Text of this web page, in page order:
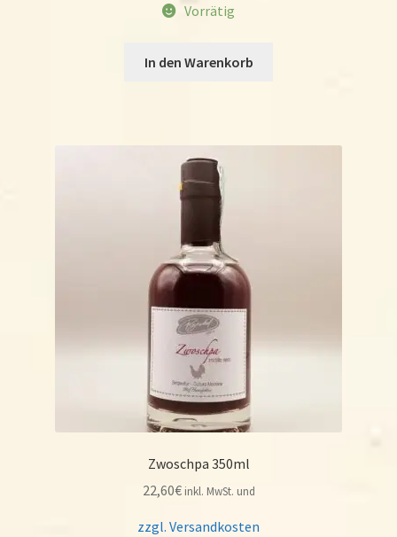
Vorrätig
In den Warenkorb
Zwoschpa 350ml
22,60€ inkl. MwSt. und
zzgl. Versandkosten